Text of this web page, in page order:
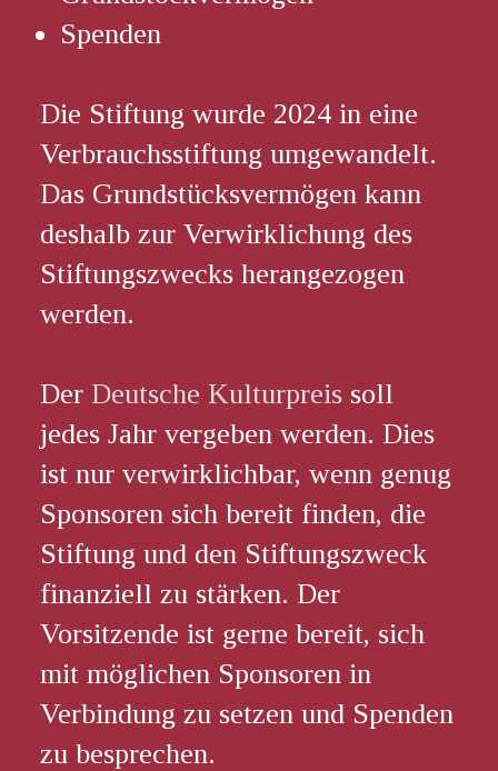
Spenden
Die Stiftung wurde 2024 in eine
Verbrauchsstiftung umgewandelt.
Das Grundstücksvermögen kann
deshalb zur Verwirklichung des
Stiftungszwecks herangezogen
werden.
Der Deutsche Kulturpreis soll
jedes Jahr vergeben werden. Dies
ist nur verwirklichbar, wenn genug
Sponsoren sich bereit finden, die
Stiftung und den Stiftungszweck
finanziell zu stärken. Der
Vorsitzende ist gerne bereit, sich
mit möglichen Sponsoren in
Verbindung zu setzen und Spenden
zu besprechen.